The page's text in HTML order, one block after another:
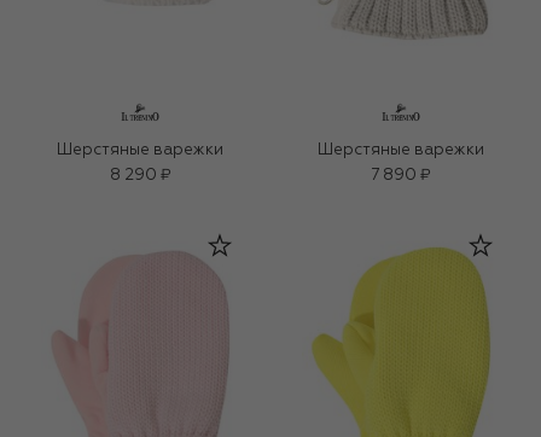
Шерстяные варежки
8 290 ₽
Шерстяные варежки
7 890 ₽